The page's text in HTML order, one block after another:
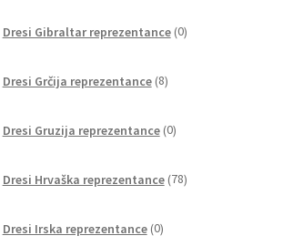
Dresi Gibraltar reprezentance 0izdelkov
Dresi Grčija reprezentance 8izdelkov
Dresi Gruzija reprezentance 0izdelkov
Dresi Hrvaška reprezentance 78izdelkov
Dresi Irska reprezentance 0izdelkov